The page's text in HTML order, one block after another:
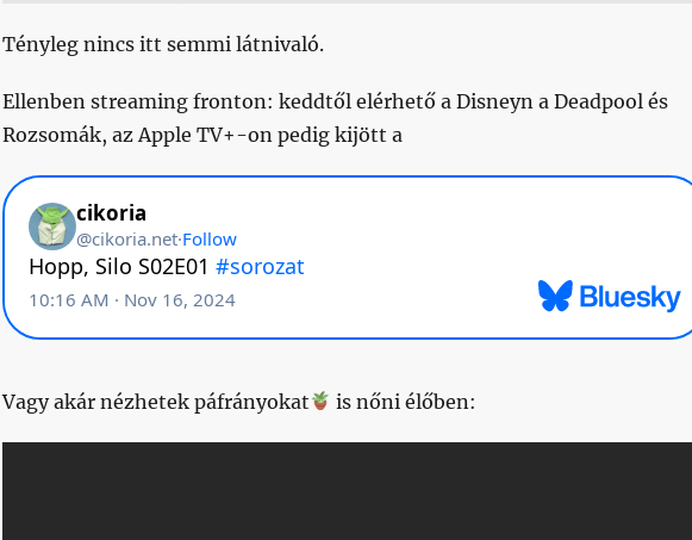
Tényleg nincs itt semmi látnivaló.
Ellenben streaming fronton: keddtől elérhető a Disneyn a Deadpool és
Rozsomák, az Apple TV+-on pedig kijött a
Vagy akár nézhetek páfrányokat is nőni élőben: